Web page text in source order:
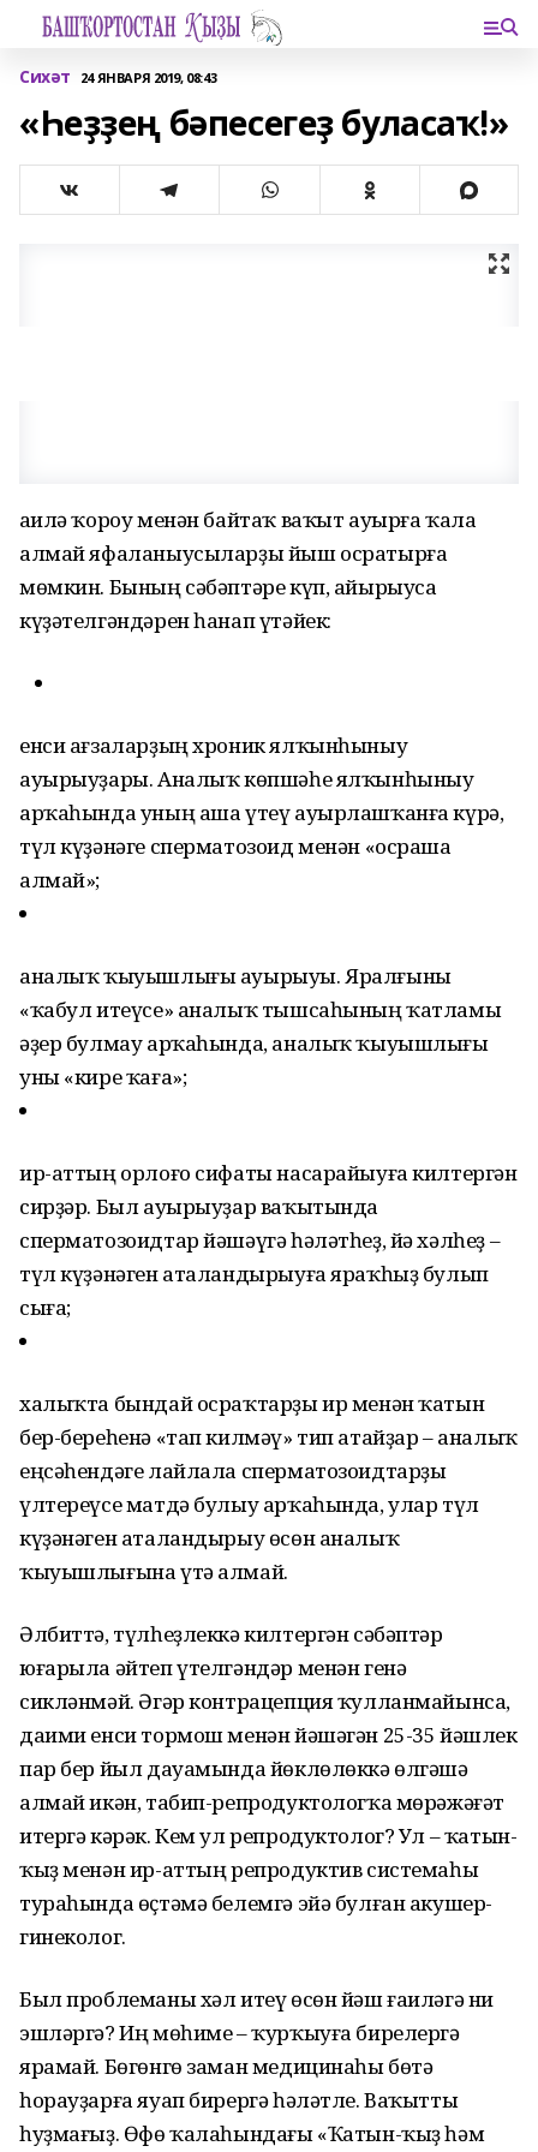
Сихәт 24 ЯНВАРЯ 2019, 08:43
«Һеҙҙең бәпесегеҙ буласаҡ!»
Ғаилә ҡороу менән байтаҡ ваҡыт ауырға ҡала
алмай яфаланыусыларҙы йыш осратырға
мөмкин. Бының сәбәптәре күп, айырыуса
күҙәтелгәндәрен һанап үтәйек:
енси ағзаларҙың хроник ялҡынһыныу
ауырыуҙары. Аналыҡ көпшәһе ялҡынһыныу
арҡаһында уның аша үтеү ауырлашҡанға күрә,
түл күҙәнәге сперматозоид менән «осраша
алмай»;
аналыҡ ҡыуышлығы ауырыуы. Яралғыны
«ҡабул итеүсе» аналыҡ тышсаһының ҡатламы
әҙер булмау арҡаһында, аналыҡ ҡыуышлығы
уны «кире ҡаға»;
ир-аттың орлоғо сифаты насарайыуға килтергән
сирҙәр. Был ауырыуҙар ваҡытында
сперматозоидтар йәшәүгә һәләтһеҙ, йә хәлһеҙ –
түл күҙәнәген аталандырыуға яраҡһыҙ булып
сыға;
халыҡта бындай осраҡтарҙы ир менән ҡатын
бер-береһенә «тап килмәү» тип атайҙар – аналыҡ
еңсәһендәге лайлала сперматозоидтарҙы
үлтереүсе матдә булыу арҡаһында, улар түл
күҙәнәген аталандырыу өсөн аналыҡ
ҡыуышлығына үтә алмай.
Әлбиттә, түлһеҙлеккә килтергән сәбәптәр
юғарыла әйтеп үтелгәндәр менән генә
сикләнмәй. Әгәр контрацепция ҡулланмайынса,
даими енси тормош менән йәшәгән 25-35 йәшлек
пар бер йыл дауамында йөклөлөккә өлгәшә
алмай икән, табип-репродуктологҡа мөрәжәғәт
итергә кәрәк. Кем ул репродуктолог? Ул – ҡатын-
ҡыҙ менән ир-аттың репродуктив системаһы
тураһында өҫтәмә белемгә эйә булған акушер-
гинеколог.
Был проблеманы хәл итеү өсөн йәш ғаиләгә ни
эшләргә? Иң мөһиме – ҡурҡыуға бирелергә
ярамай. Бөгөнгө заман медицинаһы бөтә
һорауҙарға яуап бирергә һәләтле. Ваҡытты
һуҙмағыҙ. Өфө ҡалаһындағы «Ҡатын-ҡыҙ һәм